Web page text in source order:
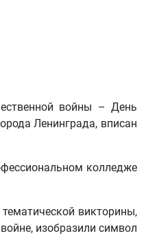
войны – День
Ленинграда, вписан
колледже
викторины,
изобразили символ